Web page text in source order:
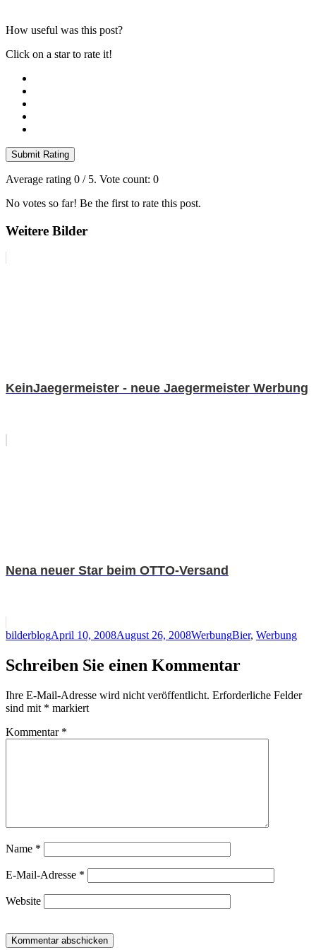
How useful was this post?
Click on a star to rate it!
Submit Rating
Average rating 0 / 5. Vote count: 0
No votes so far! Be the first to rate this post.
Weitere Bilder
KeinJaegermeister - neue Jaegermeister Werbung
Nena neuer Star beim OTTO-Versand
Autor
bilderblogVeröffentlicht
April 10, 2008August 26, 2008Kategorien
WerbungSchlagwörter
Bier, Werbung
Schreiben Sie einen Kommentar
Ihre E-Mail-Adresse wird nicht veröffentlicht. Erforderliche Felder
sind mit * markiert
Kommentar *
Name *
E-Mail-Adresse *
Website